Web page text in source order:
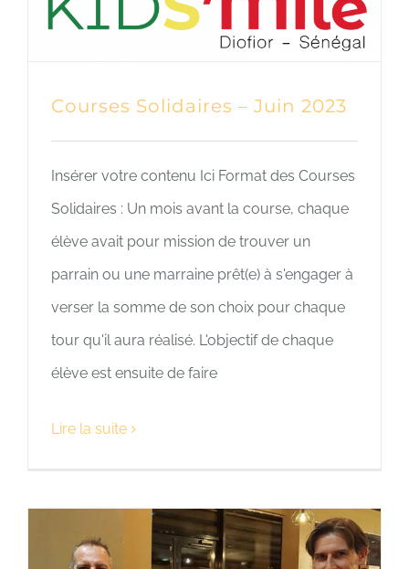
Courses Solidaires – Juin 2023
Insérer votre contenu Ici Format des Courses
Solidaires : Un mois avant la course, chaque
élève avait pour mission de trouver un
parrain ou une marraine prêt(e) à s'engager à
verser la somme de son choix pour chaque
tour qu'il aura réalisé. L'objectif de chaque
élève est ensuite de faire
Lire la suite